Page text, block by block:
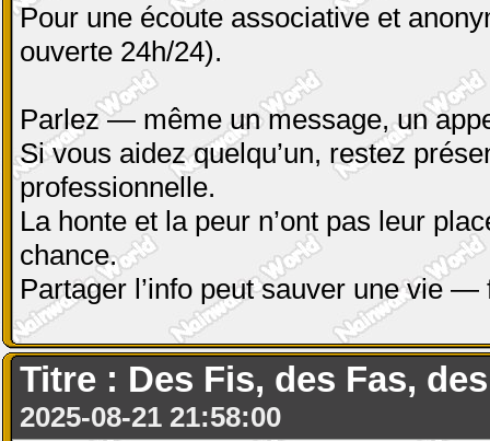
Pour une écoute associative et
ouverte 24h/24).
Parlez — même un message, un
Si vous aidez quelqu’un, restez
professionnelle.
La honte et la peur n’ont pas leur
chance.
Partager l’info peut sauver une vie
Titre : Des Fis, des Fas,
2025-08-21 21:58:00